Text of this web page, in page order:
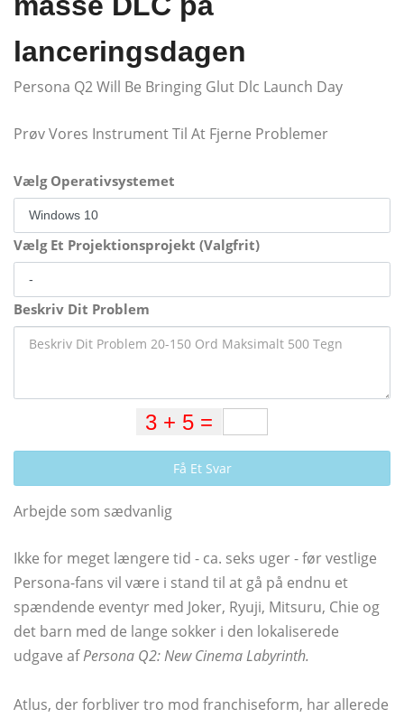
lanceringsdagen
Persona Q2 Will Be Bringing Glut Dlc Launch Day
Prøv Vores Instrument Til At Fjerne Problemer
Vælg Operativsystemet
Vælg Et Projektionsprojekt (Valgfrit)
Beskriv Dit Problem
Få Et Svar
Arbejde som sædvanlig
Ikke for meget længere tid - ca. seks uger - før vestlige
Persona-fans vil være i stand til at gå på endnu et
spændende eventyr med Joker, Ryuji, Mitsuru, Chie og
det barn med de lange sokker i den lokaliserede
udgave afPersona Q2: New Cinema Labyrinth.
Atlus, der forbliver tro mod franchiseform, har allerede